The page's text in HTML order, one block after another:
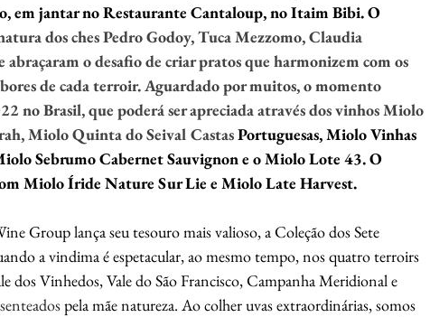
em jantar no Restaurante Cantaloup, no Itaim Bibi. O
dos ches Pedro Godoy, Tuca Mezzomo, Claudia
o desafio de criar pratos que harmonizem com os
de cada terroir. Aguardado por muitos, o momento
no Brasil, que poderá ser apreciada através dos vinhos Miolo
Miolo Quinta do Seival Castas Portuguesas, Miolo Vinhas
Sebrumo Cabernet Sauvignon e o Miolo Lote 43. O
Miolo Íride Nature Sur Lie e Miolo Late Harvest.
Group lança seu tesouro mais valioso, a Coleção dos Sete
a vindima é espetacular, ao mesmo tempo, nos quatro terroirs
dos Vinhedos, Vale do São Francisco, Campanha Meridional e
pela mãe natureza. Ao colher uvas extraordinárias, somos